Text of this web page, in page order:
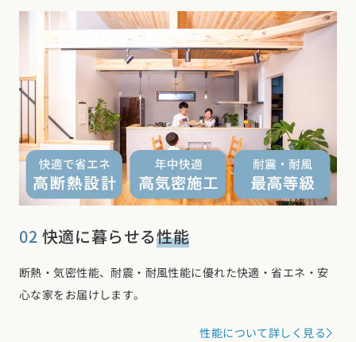
02 快適に暮らせる性能
断熱・気密性能、耐震・耐風性能に優れた快適・省エネ・安
心な家をお届けします。
性能について詳しく見る